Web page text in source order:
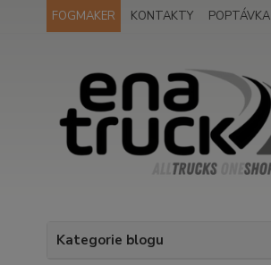
FOGMAKER KONTAKTY POPTÁVKA
Kategorie blogu